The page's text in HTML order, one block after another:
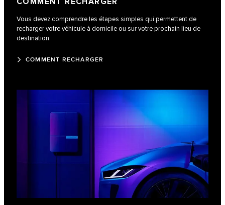
Vous devez comprendre les étapes simples qui permettent de
recharger votre véhicule à domicile ou sur votre prochain lieu de
destination.
COMMENT RECHARGER